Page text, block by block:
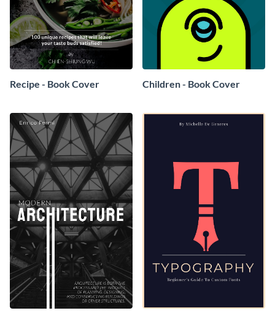
Recipe - Book Cover Children - Book Cover